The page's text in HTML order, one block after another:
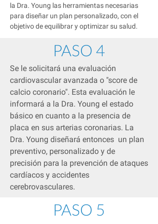
la Dra. Young las herramientas necesarias
para diseñar un plan personalizado, con el
objetivo de equilibrar y optimizar su salud.
PASO 4
Se le solicitará una evaluación
cardiovascular avanzada o "score de
calcio coronario". Esta evaluación le
informará a la Dra. Young el estado
básico en cuanto a la presencia de
placa en sus arterias coronarias. La
Dra. Young diseñará entonces un plan
preventivo, personalizado y de
precisión para la prevención de ataques
cardíacos y accidentes
cerebrovasculares.
PASO 5